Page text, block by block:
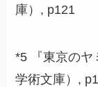
庫）, p121
*5 『東京のヤ
学術文庫）,